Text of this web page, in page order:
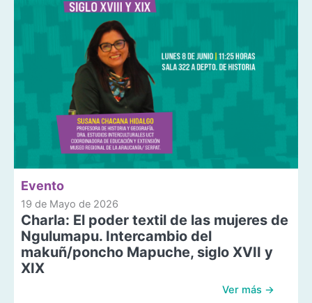
Evento
19 de Mayo de 2026
Charla: El poder textil de las mujeres de
Ngulumapu. Intercambio del
makuñ/poncho Mapuche, siglo XVII y
XIX
Ver más →